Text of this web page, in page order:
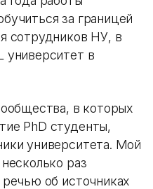
за границей
сотрудников НУ, в
университет в
в которых
PhD студенты,
университета. Мой
раз
об источниках